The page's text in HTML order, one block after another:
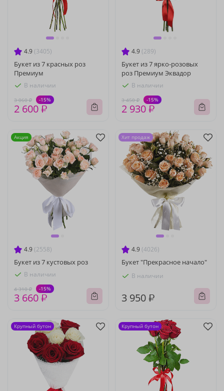
4.9 (3405)
Букет из 7 красных роз
Премиум
В наличии
3 060 ₽ -15%
2 600 ₽
4.9 (289)
Букет из 7 ярко-розовых
роз Премиум Эквадор
В наличии
3 450 ₽ -15%
2 930 ₽
4.9 (2558)
Букет из 7 кустовых роз
В наличии
4 310 ₽ -15%
3 660 ₽
Акция
4.9 (4026)
Букет "Прекрасное начало"
В наличии
3 950 ₽
Хит продаж
Крупный бутон Крупный бутон